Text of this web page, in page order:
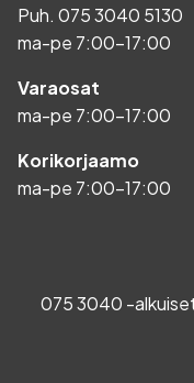
Puh. 075 3040 5130
ma-pe 7:00-17:00
Varaosat
ma-pe 7:00-17:00
Korikorjaamo
ma-pe 7:00-17:00
075 3040 -